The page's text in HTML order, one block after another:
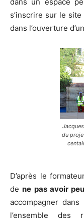
s’inscrire sur le site
dans l’ouverture
du
D’après le
dene pas avoir
accompagner
l’ensemble des